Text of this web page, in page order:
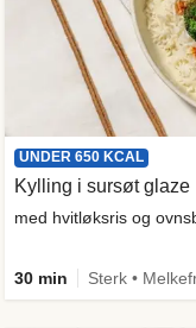
UNDER 650 KCAL
Kylling i sursøt glaze
med hvitløksris og
30 min